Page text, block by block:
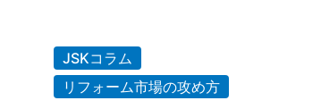
JSKコラム
リフォーム市場の攻め方